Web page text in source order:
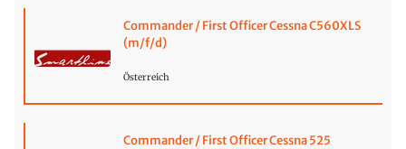
Commander / First Officer Cessna C560XLS
(m/f/d)
Österreich
Commander / First Officer Cessna 525